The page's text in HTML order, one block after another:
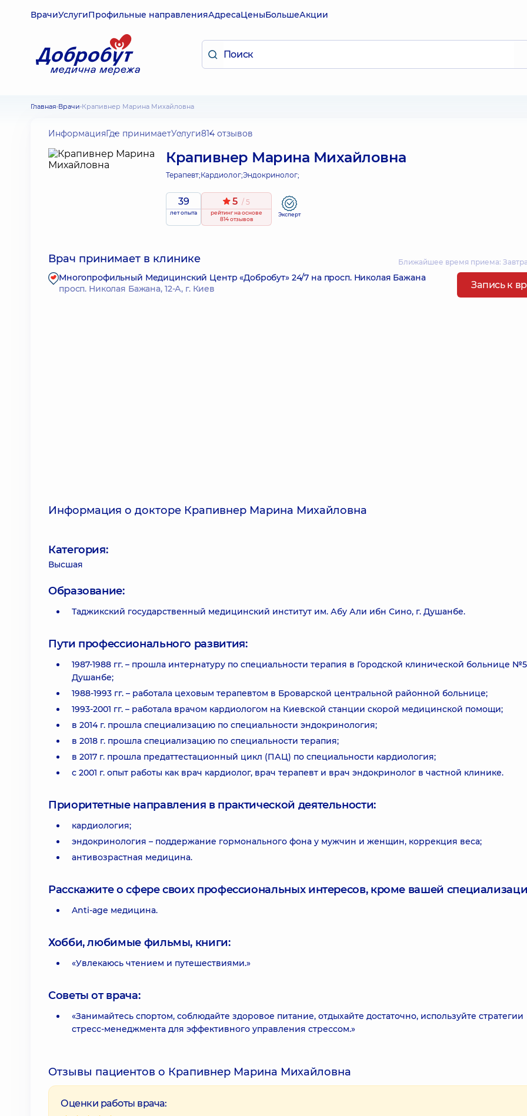
ВрачиУслугиПрофильные направленияАдресаЦеныБольшеАкции
Главная Врачи Крапивнер Марина Михайловна
ИнформацияГде принимаетУслуги814 отзывов
Крапивнер Марина Михайловна
Терапевт;Кардиолог;Эндокринолог;
39
лет опыта
5 / 5
рейтингна основе
814 отзывов
Эксперт
Врач принимает в клинике Ближайшее время приема:
Многопрофильный Медицинский Центр «Добробут» 24/7 на просп. Николая Бажана
просп. Николая Бажана, 12-А, г. Киев
Запись к
Информация о докторе Крапивнер Марина Михайловна
Категория:
Высшая
Образование:
Таджикский государственный медицинский институт им. Абу Али ибн Сино, г. Душанбе.
Пути профессионального развития:
1987-1988 гг. – прошла интернатуру по специальности терапия в Городской клинической больнице №5
Душанбе;
1988-1993 гг. – работала цеховым терапевтом в Броварской центральной районной больнице;
1993-2001 гг. – работала врачом кардиологом на Киевской станции скорой медицинской помощи;
в 2014 г. прошла специализацию по специальности эндокринология;
в 2018 г. прошла специализацию по специальности терапия;
в 2017 г. прошла предаттестационный цикл (ПАЦ) по специальности кардиология;
с 2001 г. опыт работы как врач кардиолог, врач терапевт и врач эндокринолог в частной клинике.
Приоритетные направления в практической деятельности:
кардиология;
эндокринология – поддержание гормонального фона у мужчин и женщин, коррекция веса;
антивозрастная медицина.
Расскажите о сфере своих профессиональных интересов, кроме вашей
Anti-age медицина.
Хобби, любимые фильмы, книги:
«Увлекаюсь чтением и путешествиями.»
Советы от врача:
«Занимайтесь спортом, соблюдайте здоровое питание, отдыхайте достаточно, используйте стратегии
стресс-менеджмента для эффективного управления стрессом.»
Отзывы пациентов о Крапивнер Марина Михайловна
Оценки работы врача: